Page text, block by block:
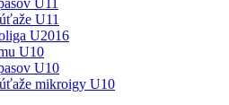
U11
U2016
U10
U10
mikroigy U10